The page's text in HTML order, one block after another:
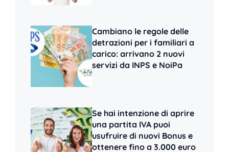
Cambiano le regole delle
detrazioni per i familiari a
carico: arrivano 2 nuovi
servizi da INPS e NoiPa
Se hai intenzione di aprire
una partita IVA puoi
usufruire di nuovi Bonus e
ottenere fino a 3.000 euro